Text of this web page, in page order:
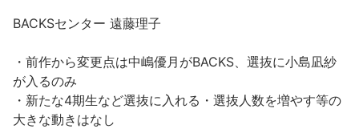
BACKSセンター 遠藤理子
・前作から変更点は中嶋優月がBACKS、選抜に小島凪紗
が入るのみ
・新たな4期生など選抜に入れる・選抜人数を増やす等の
大きな動きはなし